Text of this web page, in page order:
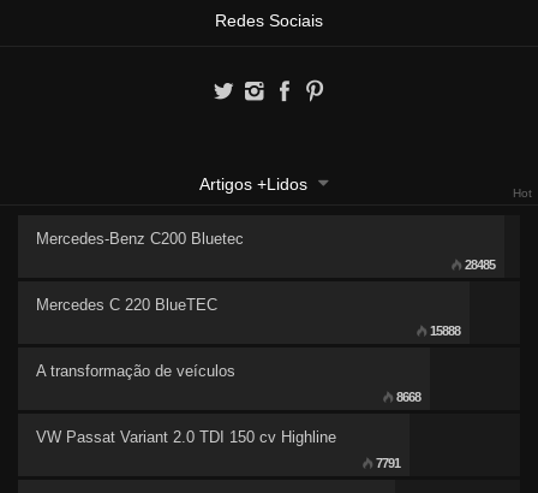
Redes Sociais
Artigos +Lidos Hot
Mercedes-Benz C200 Bluetec
28485
Mercedes C 220 BlueTEC
15888
A transformação de veículos
8668
VW Passat Variant 2.0 TDI 150 cv Highline
7791